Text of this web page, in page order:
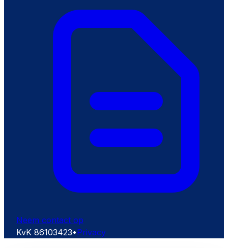
Neem contact op
KvK 86103423•Privacy